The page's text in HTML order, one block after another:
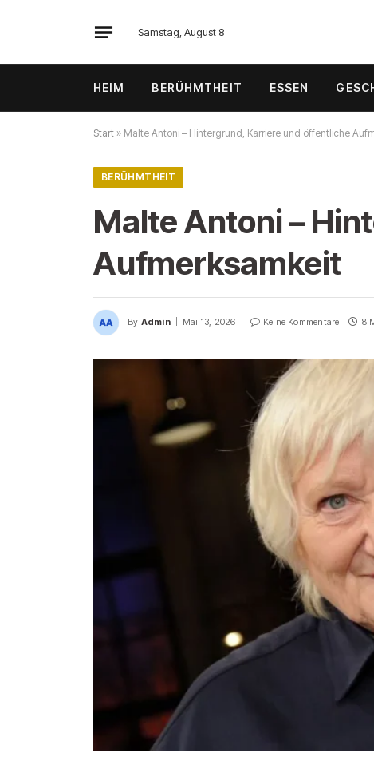
Samstag, August 8
HEIM BERÜHMTHEIT ESSEN
Start » Malte Antoni – Hintergrund, Karriere und öffentliche
BERÜHMTHEIT
Malte Antoni –
Aufmerksamkeit
By Admin Mai 13, 2026 Keine Kommentare 8